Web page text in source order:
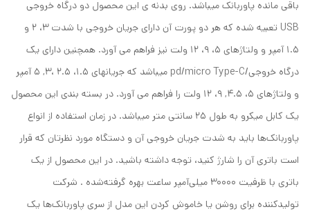
باقی مانده پاوربانک میباشد. روی بدنه ی این محصول دو درگاه خروجی
USB تعبیه شده که هر دو پورت آن دارای جریان خروجی با شدت 3، 2 و
1.5 آمپر و ولتاژهای 5، 9، 12 ولت نیز فراهم می آورد. همچنین دارای یک
درگاه خروجی/pd/micro Type-C میباشد که جریانهای 1.5، 2.5 ،3, 5 آمپر
و ولتاژهای 5، 4.5, 9، 12 ولت را فراهم می آورد. در بسته بندی این محصول
یک کابل میکرو به طول 25 سانتی متر میباشد. در زمان استفاده از انواع
پاوربانک‌ها باید به شدت جریان خروجی آن‌ و دستگاه مورد نظرتان که قرار
است باتری آن را شارژ کنید، توجه داشته باشید. در این محصول از یک
باتری با ظرفیت 30000 میلی‌آمپر ساعت بهره گرفته‌شده . شرکت
تولیدکننده برای روشن یا خاموش کردن این مدل از سری پاوربانک‌ها یک